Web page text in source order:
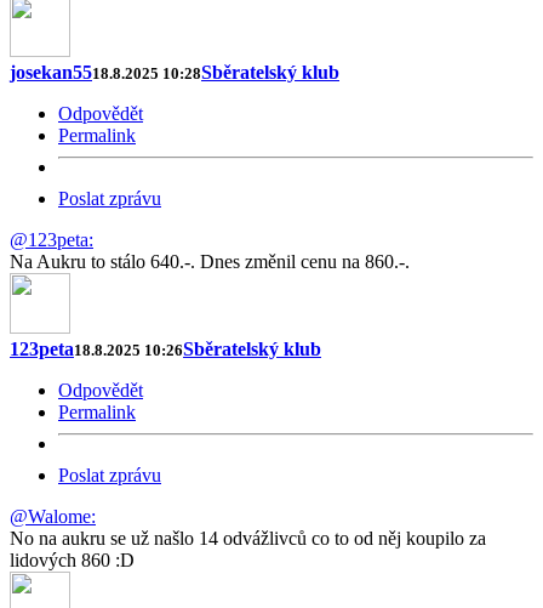
josekan5518.8.2025 10:28Sběratelský klub
Odpovědět
Permalink
Poslat zprávu
@123peta:
Na Aukru to stálo 640.-. Dnes změnil cenu na 860.-.
123peta18.8.2025 10:26Sběratelský klub
Odpovědět
Permalink
Poslat zprávu
@Walome:
No na aukru se už našlo 14 odvážlivců co to od něj koupilo za
lidových 860 :D